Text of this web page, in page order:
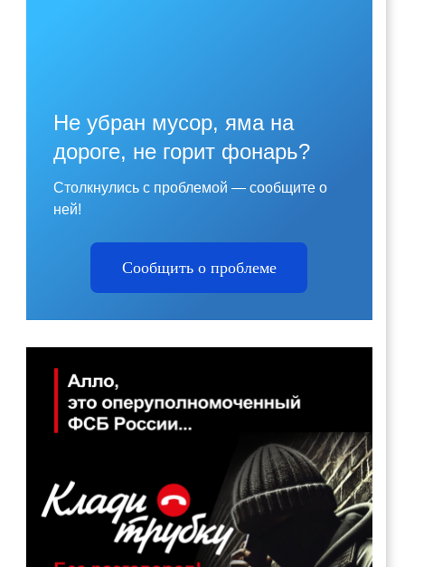
Не убран мусор, яма на
дороге, не горит фонарь?
Столкнулись с проблемой — сообщите о
ней!
Сообщить о проблеме